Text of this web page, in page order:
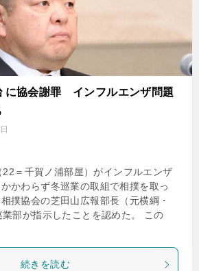
に協会謝罪 インフルエンザ問題
＝千賀ノ浦部屋）がインフルエンザ
かわらず冬巡業の取組で相撲を取っ
撲協会の芝田山広報部長（元横綱・
部が指示したことを認めた。 この
続きを読む